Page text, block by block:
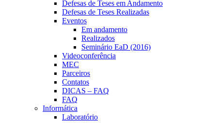
Defesas de Teses em Andamento
Defesas de Teses Realizadas
Eventos
Em andamento
Realizados
Seminário EaD (2016)
Videoconferência
MEC
Parceiros
Contatos
DICAS – FAQ
FAQ
Informática
Laboratório